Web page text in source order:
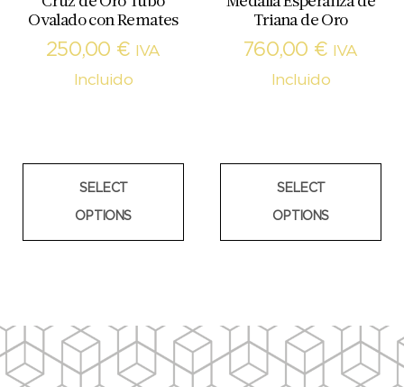
Ovalado con Remates
250,00 €
IVA
Incluido
SELECT
OPTIONS
Triana de Oro
760,00 €
IVA
Incluido
SELECT
OPTIONS